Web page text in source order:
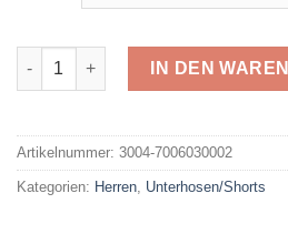
Conta Hose mit Eingriff
IN DEN
Artikelnummer: 3004-7006030002
Kategorien: Herren Unterhosen/Shorts